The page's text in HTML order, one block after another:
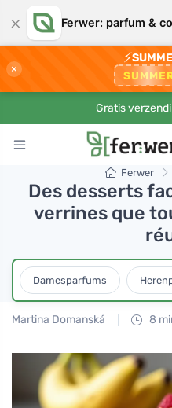
× Ferwer: parfum &
×
⚡
Gratis
Ferwer
Des desserts
verrines que
Damesparfums
Martina Domanská 8